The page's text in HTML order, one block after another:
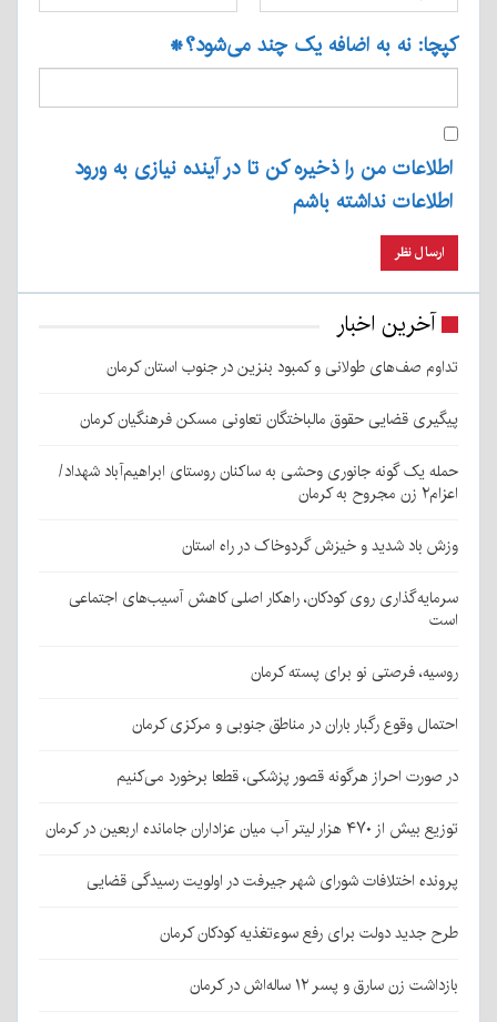
کپچا: نه به اضافه یک چند می‌شود؟*
اطلاعات من را ذخیره کن تا در آینده نیازی به ورود
اطلاعات نداشته باشم
آخرین اخبار
تداوم صف‌های طولانی و کمبود بنزین در جنوب استان کرمان
پیگیری قضایی حقوق مالباختگان تعاونی مسکن فرهنگیان کرمان
حمله یک گونه جانوری وحشی به ساکنان روستای ابراهیم‌آباد شهداد/
اعزام۲ زن مجروح به کرمان
وزش باد شدید و خیزش گردوخاک در راه استان
سرمایه‌گذاری روی کودکان، راهکار اصلی کاهش آسیب‌های اجتماعی
است
روسیه، فرصتی نو برای پسته کرمان
احتمال وقوع رگبار باران در مناطق جنوبی و مرکزی کرمان
در صورت احراز هرگونه قصور پزشکی، قطعا برخورد می‌کنیم
توزیع بیش از ۴۷۰ هزار لیتر آب میان عزاداران جامانده اربعین در کرمان
پرونده اختلافات شورای شهر جیرفت در اولویت رسیدگی قضایی
طرح جدید دولت برای رفع سوءتغذیه کودکان کرمان
بازداشت زن سارق و پسر ۱۲ ساله‌اش در کرمان